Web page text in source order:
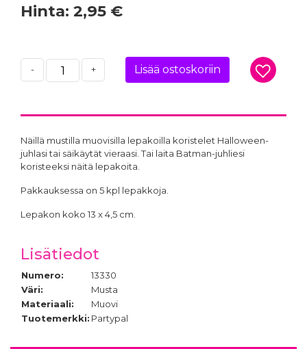
Hinta: 2,95 €
- + Lisää ostoskoriin
Näillä mustilla muovisilla lepakoilla koristelet Halloween-
juhlasi tai säikäytät vieraasi. Tai laita Batman-juhliesi
koristeeksi näitä lepakoita.
Pakkauksessa on 5 kpl lepakkoja.
Lepakon koko 13 x 4,5 cm.
Lisätiedot
Numero:
13330
Väri:
Musta
Materiaali:
Muovi
Tuotemerkki: Partypal